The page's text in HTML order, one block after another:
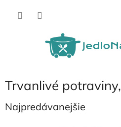
Trvanlivé potraviny
Najpredávanejšie